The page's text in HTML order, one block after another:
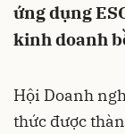
ứng dụng
kinh doanh
Hội Doanh
thức được